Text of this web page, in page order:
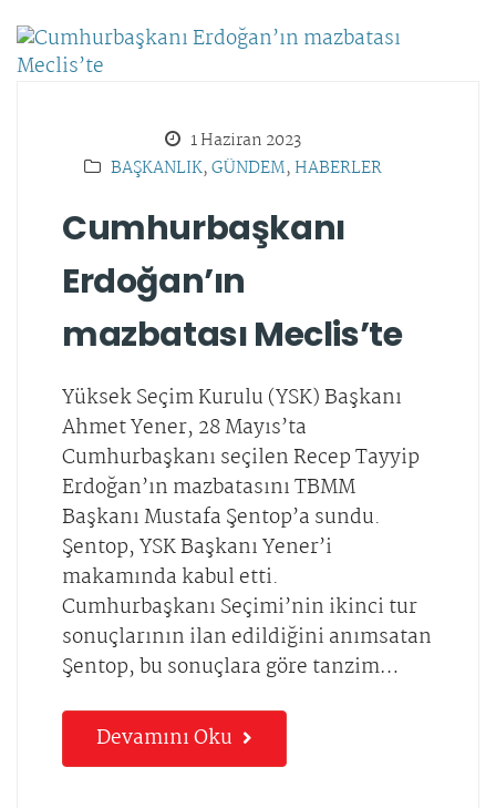
1 Haziran 2023
BAŞKANLIK,GÜNDEM,HABERLER
Cumhurbaşkanı
Erdoğan’ın
mazbatası Meclis’te
Yüksek Seçim Kurulu (YSK) Başkanı
Ahmet Yener, 28 Mayıs’ta
Cumhurbaşkanı seçilen Recep Tayyip
Erdoğan’ın mazbatasını TBMM
Başkanı Mustafa Şentop’a sundu.
Şentop, YSK Başkanı Yener’i
makamında kabul etti.
Cumhurbaşkanı Seçimi’nin ikinci tur
sonuçlarının ilan edildiğini anımsatan
Şentop, bu sonuçlara göre tanzim…
Devamını Oku